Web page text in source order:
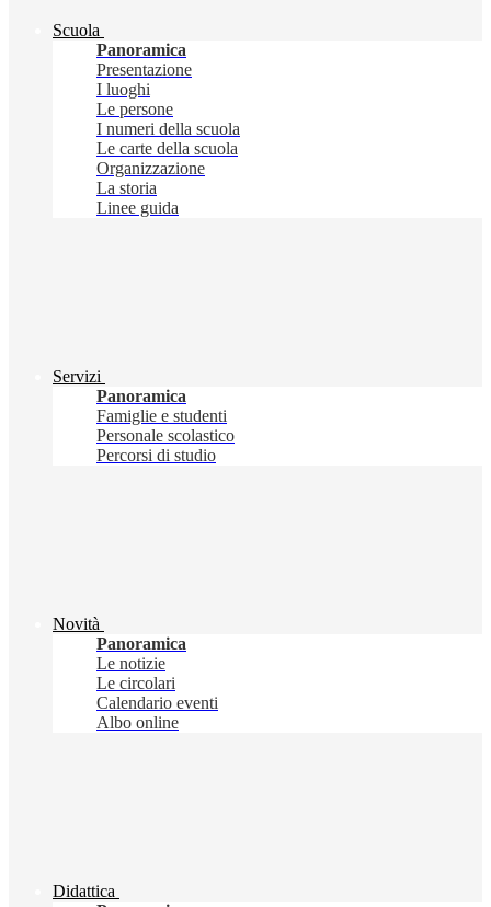
Scuola
Panoramica
Presentazione
I luoghi
Le persone
I numeri della scuola
Le carte della scuola
Organizzazione
La storia
Linee guida
Servizi
Panoramica
Famiglie e studenti
Personale scolastico
Percorsi di studio
Novità
Panoramica
Le notizie
Le circolari
Calendario eventi
Albo online
Didattica